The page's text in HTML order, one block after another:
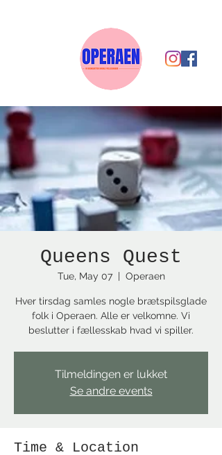
Queens Quest
Tue, May 07
  |
Operaen
Hver tirsdag samles nogle brætspilsglade
folk i Operaen. Alle er velkomne. Vi
beslutter i fællesskab hvad vi spiller.
Tilmeldingen er lukket
Se andre events
Time & Location